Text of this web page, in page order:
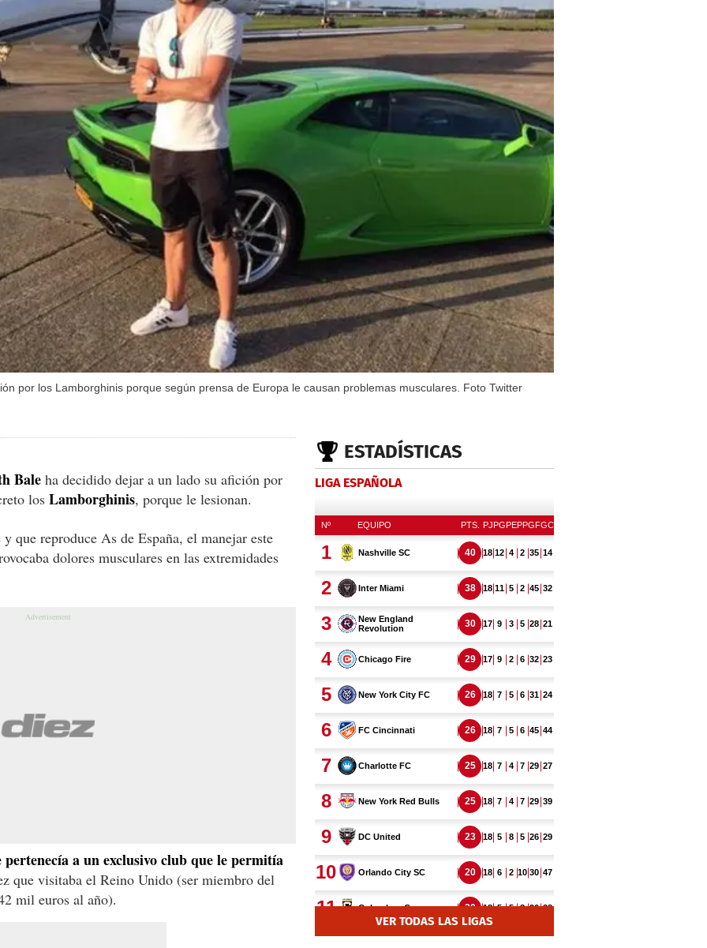
por los Lamborghinis porque según prensa de Europa le causan problemas musculares. Foto Twitter
Bale ha decidido dejar a un lado su afición por
los Lamborghinis, porque le lesionan.
que reproduce As de España, el manejar este
dolores musculares en las extremidades
pertenecía a un exclusivo club que le permitía
que visitaba el Reino Unido (ser miembro del
mil euros al año).
ESTADÍSTICAS
LIGA ESPAÑOLA
VER TODAS LAS LIGAS